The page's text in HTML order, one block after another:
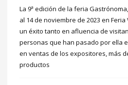
La 9ª edición de la feria
al 14 de noviembre de 2023 en
un éxito tanto en afluencia de
personas que han pasado por ella
en ventas de los expositores, más
productos